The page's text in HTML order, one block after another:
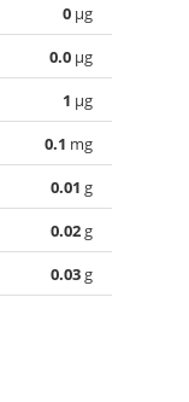
0 µg
0.0 µg
1 µg
0.1 mg
0.01 g
0.02g
0.03g